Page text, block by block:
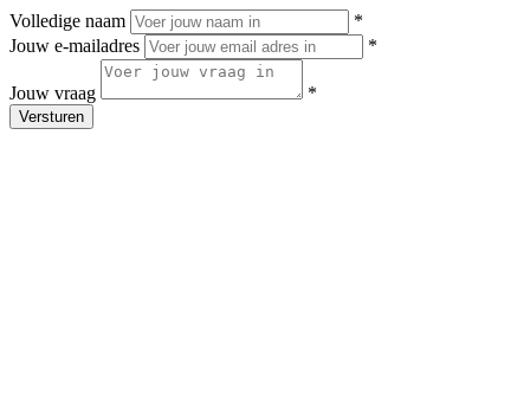
Volledige naam
*
Jouw e-mailadres
*
Jouw vraag *